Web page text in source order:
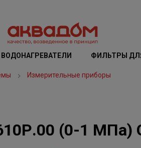
ВОДОНАГРЕВАТЕЛИ ФИЛЬТРЫ
Измерительные приборы
(0-1 МПа)